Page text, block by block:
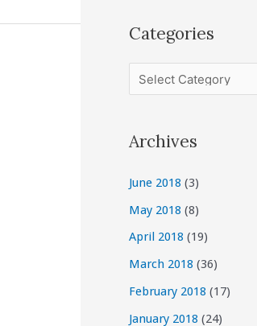
Categories
a
e
r
i
e
s
Archives
June 2018 (3)
May 2018 (8)
April 2018 (19)
March 2018 (36)
February 2018 (17)
January 2018 (24)